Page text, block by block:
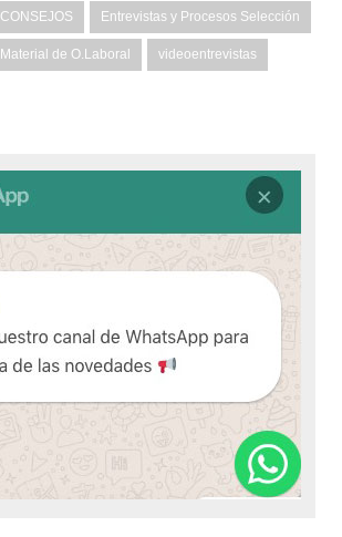
CONSEJOS Entrevistas y Procesos Selección
Material de O.Laboral videoentrevistas